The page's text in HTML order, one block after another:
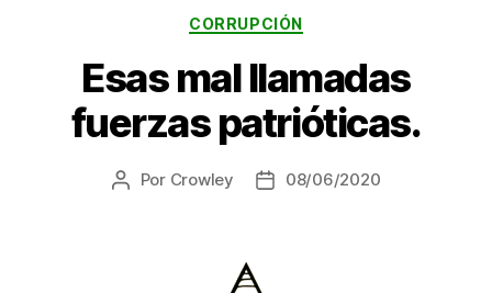
Categorías
CORRUPCIÓN
Esas mal llamadas
fuerzas patrióticas.
Autor
Por Crowley
Fecha08/06/2020